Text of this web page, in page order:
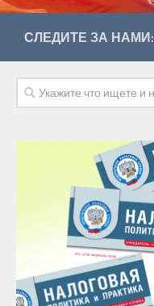
СЛЕДИТЕ ЗА НАМИ: